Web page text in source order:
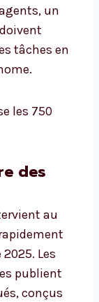
un
tâches en
les 750
des
au
Les
publient
conçus